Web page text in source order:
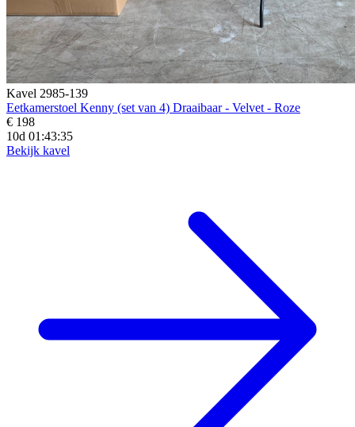
Kavel 2985-139
Eetkamerstoel Kenny (set van 4) Draaibaar - Velvet - Roze
€ 198
10d 01:43:33
Bekijk kavel